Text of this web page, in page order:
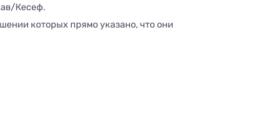
Кесеф.
которых прямо указано, что они